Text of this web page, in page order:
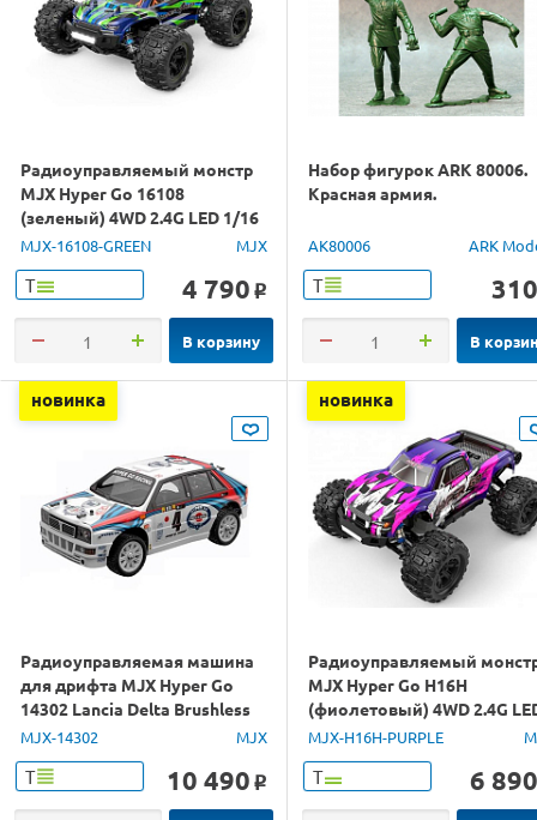
Радиоуправляемый монстр
MJX Hyper Go 16108
(зеленый) 4WD 2.4G LED 1/16
RTR
MJX-16108-GREEN MJX
Т 4 790 o
В корзину
Набор фигурок ARK 80006.
Красная армия.
AK80006 ARK
Т 310
В
новинка
Радиоуправляемая машина
для дрифта MJX Hyper Go
14302 Lancia Delta Brushless
4WD 2.4G LED 1/14 RTR
MJX-14302 MJX
Т 10 490 o
новинка
Радиоуправляемый
MJX Hyper Go H16H
(фиолетовый) 4WD 2.4G
GPS 1/16 RTR
MJX-H16H-PURPLE
Т 6 890